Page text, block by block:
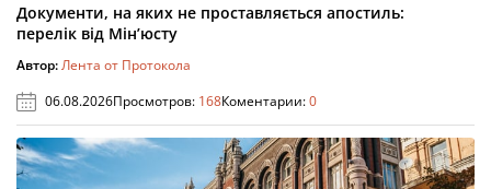
Документи, на яких не проставляється апостиль:
перелік від Мін’юсту
Автор:Лента от Протокола
06.08.2026Просмотров: 168Коментарии:0